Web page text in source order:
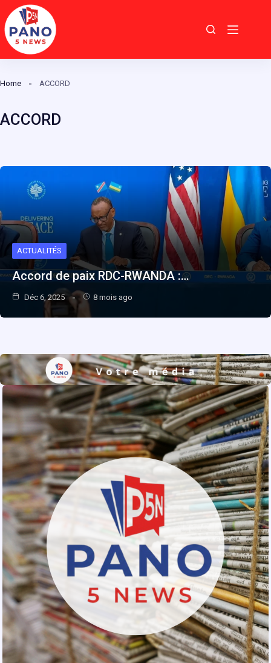
Passer
au
contenu
Home ACCORD
ACCORD
ACTUALITÉS
Accord de paix RDC-RWANDA :…
Déc 6, 2025 8 mois ago